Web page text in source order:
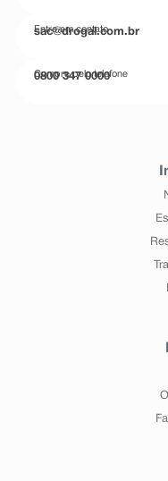
Entre em contato
sac@drogal.com.br
Compre pelo telefone
0800 347 0000